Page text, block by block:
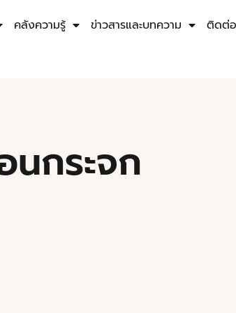
คลังความรู้ ข่าวสารและบทความ ติดต่อ
นกระจก